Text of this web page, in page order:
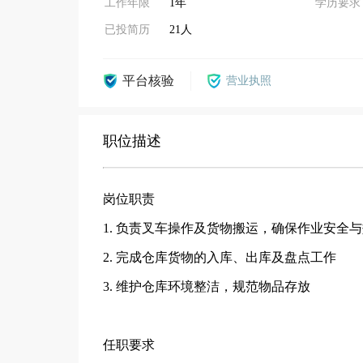
工作年限 1年
已投简历 21人
学历要求
平台核验 营业执照
职位描述
岗位职责
1. 负责叉车操作及货物搬运，确保作业安全
2. 完成仓库货物的入库、出库及盘点工作
3. 维护仓库环境整洁，规范物品存放
任职要求